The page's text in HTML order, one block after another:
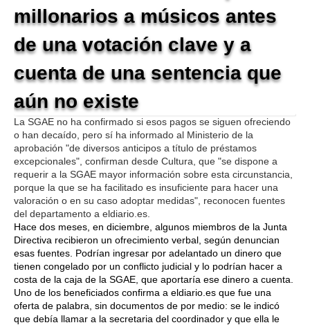
millonarios a músicos antes
de una votación clave y a
cuenta de una sentencia que
aún no existe
La SGAE no ha confirmado si esos pagos se siguen ofreciendo
o han decaído, pero sí ha informado al Ministerio de la
aprobación "de diversos anticipos a título de préstamos
excepcionales", confirman desde Cultura, que "se dispone a
requerir a la SGAE mayor información sobre esta circunstancia,
porque la que se ha facilitado es insuficiente para hacer una
valoración o en su caso adoptar medidas", reconocen fuentes
del departamento a eldiario.es.
Hace dos meses, en diciembre, algunos miembros de la Junta
Directiva recibieron un ofrecimiento verbal, según denuncian
esas fuentes. Podrían ingresar por adelantado un dinero que
tienen congelado por un conflicto judicial y lo podrían hacer a
costa de la caja de la SGAE, que aportaría ese dinero a cuenta.
Uno de los beneficiados confirma a eldiario.es que fue una
oferta de palabra, sin documentos de por medio: se le indicó
que debía llamar a la secretaria del coordinador y que ella le